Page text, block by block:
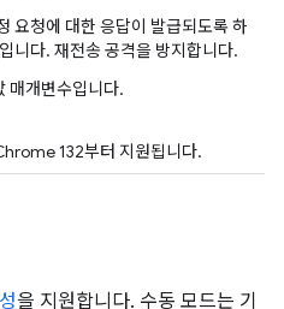
요청에 대한 응답이 발급되도록 하
니다. 재전송 공격을 방지합니다.
매개변수입니다.
132부터 지원됩니다.
을 지원합니다. 수동 모드는 기